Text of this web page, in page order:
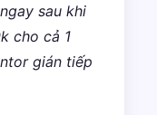
sau khi
cho cả 1
gián tiếp